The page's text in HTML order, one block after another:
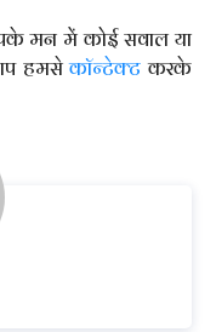
मन में कोई सवाल या
हमसेकॉन्टेक्टकरके